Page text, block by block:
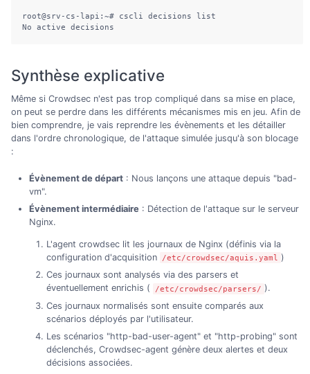
root@srv-cs-lapi:~# cscli decisions list
No active decisions
Synthèse explicative
Même si Crowdsec n'est pas trop compliqué dans sa mise en place,
on peut se perdre dans les différents mécanismes mis en jeu. Afin de
bien comprendre, je vais reprendre les évènements et les détailler
dans l'ordre chronologique, de l'attaque simulée jusqu'à son blocage
:
Évènement de départ: Nous lançons une attaque depuis "bad-
vm".
Évènement intermédiaire: Détection de l'attaque sur le serveur
Nginx.
L'agent crowdsec lit les journaux de Nginx (définis via la
configuration d'acquisition
/etc/crowdsec/aquis.yaml )
Ces journaux sont analysés via des parsers et
éventuellement enrichis (
/etc/crowdsec/parsers/ ).
Ces journaux normalisés sont ensuite comparés aux
scénarios déployés par l'utilisateur.
Les scénarios "http-bad-user-agent" et "http-probing" sont
déclenchés, Crowdsec-agent génère deux alertes et deux
décisions associées.